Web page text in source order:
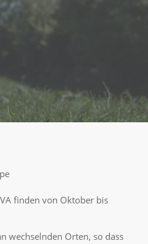
finden von Oktober bis
wechselnden Orten, so dass